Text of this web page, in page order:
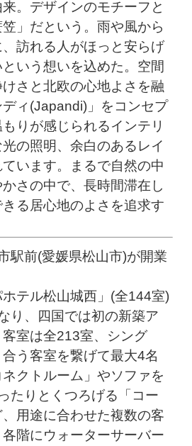
。デザインのモチーフと
」だという。雨や風から
訪れる人がほっと安らげ
いう想いを込めた。空間
さと北欧の心地よさを融
ィ(Japandi)」をコンセプ
りが感じられるインテリ
の照明、余白のあるレイ
います。まるで自然の中
さの中で、長時間滞在し
る居心地のよさを追求す
駅前(愛媛県松山市)が開業
テル松山城西」(全144室)
り、四国では初の新築ア
室は全213室、シング
う客室を繋げて最大4名
クトルーム」やソファを
たりとくつろげる「コー
用途に合わせた複数の客
階にウォーターサーバー